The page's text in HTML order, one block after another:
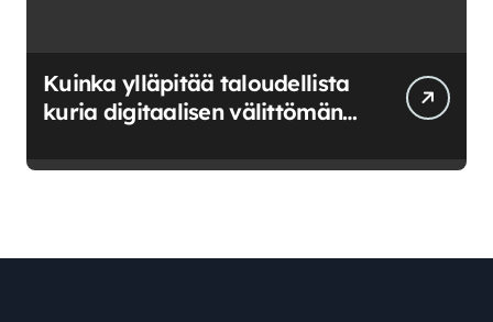
Kuinka ylläpitää taloudellista
kuria digitaalisen välittömän